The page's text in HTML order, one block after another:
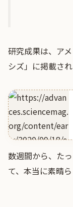
研究成果は、ア
シズ」に掲載さ
数週間から、た
て、本当に素晴